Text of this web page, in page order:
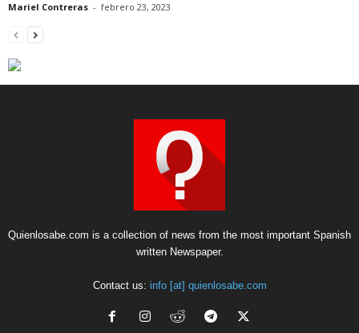
Mariel Contreras - febrero 23, 2023
Quienlosabe.com is a collection of news from the most important Spanish
written Newspaper.
Contact us: info [at] quienlosabe.com